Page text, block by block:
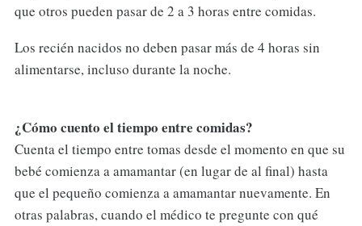
que otros pueden pasar de 2 a 3 horas entre comidas.
Los recién nacidos no deben pasar más de 4 horas sin
alimentarse, incluso durante la noche.
¿Cómo cuento el tiempo entre comidas?
Cuenta el tiempo entre tomas desde el momento en que su
bebé comienza a amamantar (en lugar de al final) hasta
que el pequeño comienza a amamantar nuevamente. En
otras palabras, cuando el médico te pregunte con qué